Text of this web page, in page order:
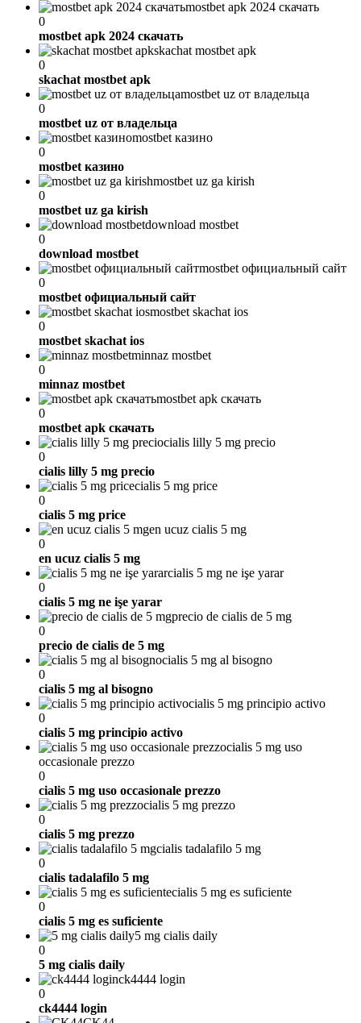
mostbet apk 2024 скачать
0
mostbet apk 2024 скачать
skachat mostbet apk
0
skachat mostbet apk
mostbet uz от владельца
0
mostbet uz от владельца
mostbet казино
0
mostbet казино
mostbet uz ga kirish
0
mostbet uz ga kirish
download mostbet
0
download mostbet
mostbet официальный сайт
0
mostbet официальный сайт
mostbet skachat ios
0
mostbet skachat ios
minnaz mostbet
0
minnaz mostbet
mostbet apk скачать
0
mostbet apk скачать
cialis lilly 5 mg precio
0
cialis lilly 5 mg precio
cialis 5 mg price
0
cialis 5 mg price
en ucuz cialis 5 mg
0
en ucuz cialis 5 mg
cialis 5 mg ne işe yarar
0
cialis 5 mg ne işe yarar
precio de cialis de 5 mg
0
precio de cialis de 5 mg
cialis 5 mg al bisogno
0
cialis 5 mg al bisogno
cialis 5 mg principio activo
0
cialis 5 mg principio activo
cialis 5 mg uso
occasionale prezzo
0
cialis 5 mg uso occasionale prezzo
cialis 5 mg prezzo
0
cialis 5 mg prezzo
cialis tadalafilo 5 mg
0
cialis tadalafilo 5 mg
cialis 5 mg es suficiente
0
cialis 5 mg es suficiente
5 mg cialis daily
0
5 mg cialis daily
ck4444 login
0
ck4444 login